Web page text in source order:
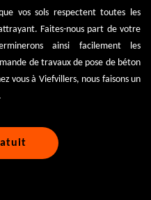
vos sols respectent toutes les
Faites-nous part de votre
ainsi facilement les
de travaux de pose de béton
vous à Viefvillers, nous faisons un